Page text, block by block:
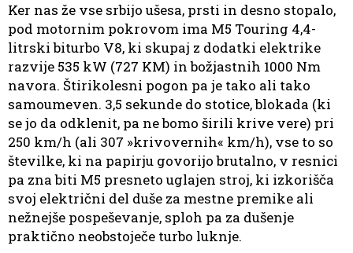
Ker nas že vse srbijo ušesa, prsti in desno stopalo,
pod motornim pokrovom ima M5 Touring 4,4-
litrski biturbo V8, ki skupaj z dodatki elektrike
razvije 535 kW (727 KM) in božjastnih 1000 Nm
navora. Štirikolesni pogon pa je tako ali tako
samoumeven. 3,5 sekunde do stotice, blokada (ki
se jo da odklenit, pa ne bomo širili krive vere) pri
250 km/h (ali 307 »krivovernih« km/h), vse to so
številke, ki na papirju govorijo brutalno, v resnici
pa zna biti M5 presneto uglajen stroj, ki izkorišča
svoj električni del duše za mestne premike ali
nežnejše pospeševanje, sploh pa za dušenje
praktično neobstoječe turbo luknje.